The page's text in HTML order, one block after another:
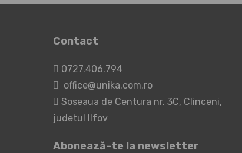
Contact
0727.406.794
office@unika.com.ro
Soseaua de Centura nr. 3C, Clinceni,
judetul Ilfov
Abonează-te la newsletter